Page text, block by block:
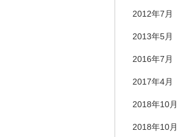
2012年7月
2013年5月
2016年7月
2017年4月
2018年10月
2018年10月